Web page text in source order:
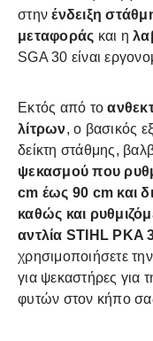
στην ένδειξη
μεταφοράς και η
SGA 30 είναι
Εκτός από το
λίτρων, ο βασικός
δείκτη στάθμης,
ψεκασμού που
cm έως 90 cm και
καθώς και
αντλία STIHL PKA
χρησιμοποιήσετε
για ψεκαστήρες για
φυτών στον κήπο